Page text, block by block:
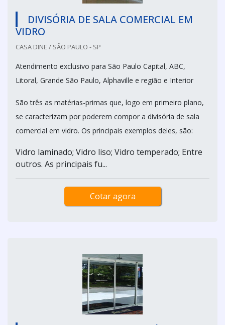
DIVISÓRIA DE SALA COMERCIAL EM
VIDRO
CASA DINE / SÃO PAULO - SP
Atendimento exclusivo para São Paulo Capital, ABC,
Litoral, Grande São Paulo, Alphaville e região e Interior
São três as matérias-primas que, logo em primeiro plano,
se caracterizam por poderem compor a divisória de sala
comercial em vidro. Os principais exemplos deles, são:
Vidro laminado; Vidro liso; Vidro temperado; Entre
outros. As principais fu...
Cotar agora